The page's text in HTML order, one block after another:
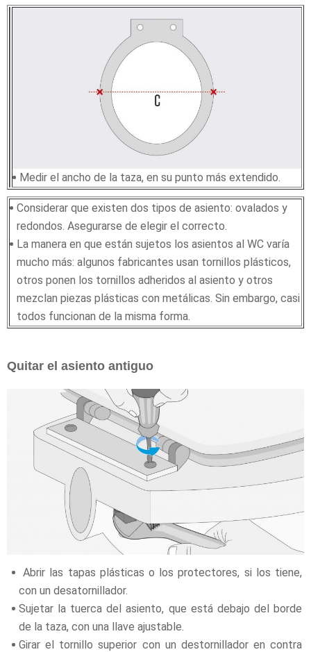
Medir el ancho de la taza, en su punto más extendido.
Considerar que existen dos tipos de asiento: ovalados y
redondos. Asegurarse de elegir el correcto.
La manera en que están sujetos los asientos al WC varía
mucho más: algunos fabricantes usan tornillos plásticos,
otros ponen los tornillos adheridos al asiento y otros
mezclan piezas plásticas con metálicas. Sin embargo, casi
todos funcionan de la misma forma.
Quitar el asiento antiguo
Abrir las tapas plásticas o los protectores, si los tiene,
con un desatornillador.
Sujetar la tuerca del asiento, que está debajo del borde
de la taza, con una llave ajustable.
Girar el tornillo superior con un destornillador en contra